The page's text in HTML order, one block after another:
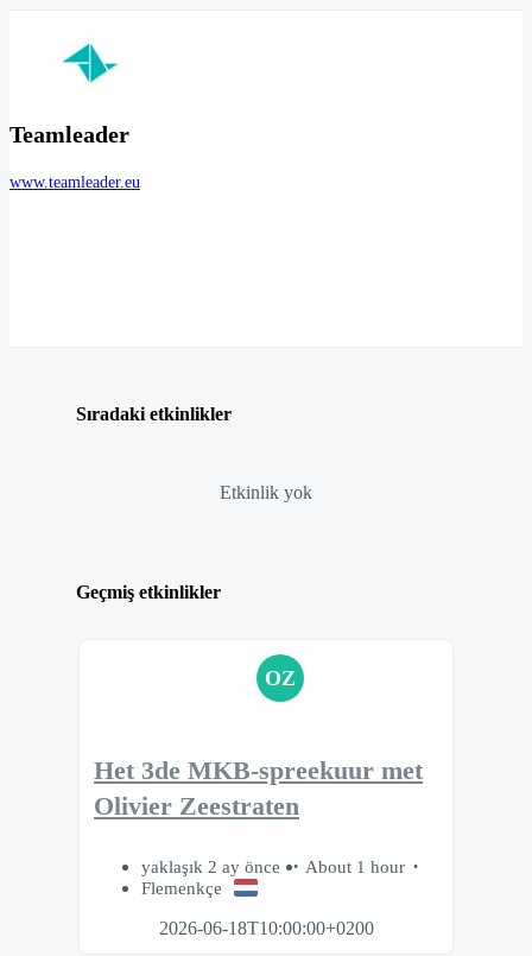
Teamleader
www.teamleader.eu
Sıradaki etkinlikler
Etkinlik yok
Geçmiş etkinlikler
OZ
Het 3de MKB-spreekuur met
Olivier Zeestraten
yaklaşık 2 ay önce
About 1 hour
Flemenkçe
2026-06-18T10:00:00+0200